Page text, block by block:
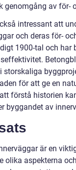
genomgång av för-
intressant att
och deras för-
1900-tal och har
storskaliga
för att ge en
förstå historien
byggandet av
är en
olika aspekterna